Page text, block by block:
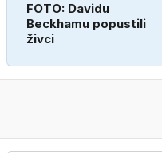
FOTO: Davidu
Beckhamu popustili
živci